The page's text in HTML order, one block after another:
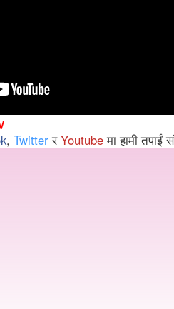
, TwitterरYoutubeमा हामी तपाईं